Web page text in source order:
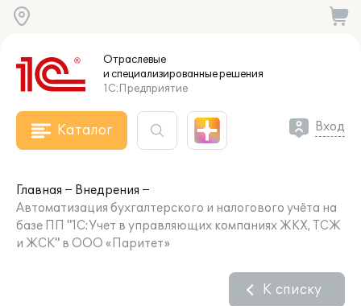
Отраслевые
и специализированныерешения
1С:Предприятие
Каталог Вход
Главная
Внедрения
Автоматизация бухгалтерского и налогового учёта на
базе ПП "1С:Учет в управляющих компаниях ЖКХ, ТСЖ
и ЖСК" в ООО «Паритет»
К списку